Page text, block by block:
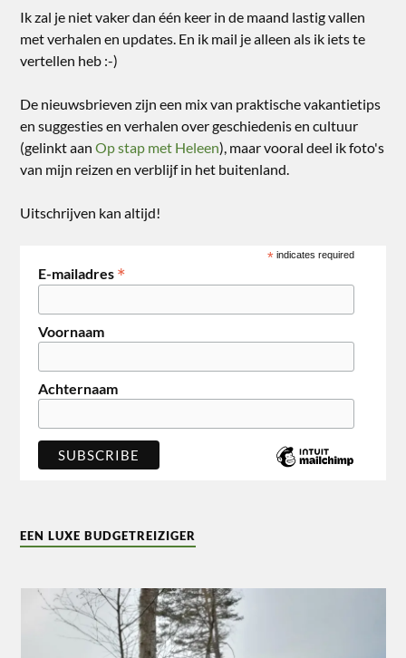
Ik zal je niet vaker dan één keer in de maand lastig vallen
met verhalen en updates. En ik mail je alleen als ik iets te
vertellen heb :-)
De nieuwsbrieven zijn een mix van praktische vakantietips
en suggesties en verhalen over geschiedenis en cultuur
(gelinkt aanOp stap met Heleen), maar vooral deel ik foto's
van mijn reizen en verblijf in het buitenland.
Uitschrijven kan altijd!
* indicates required
E-mailadres *
Voornaam
Achternaam
EEN LUXE BUDGETREIZIGER